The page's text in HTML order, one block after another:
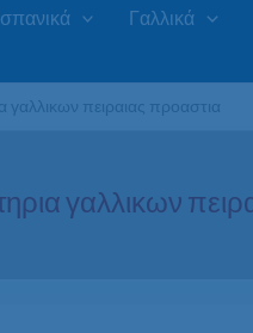
Γαλλικά
γαλλικων πειραιας προαστια
γαλλικων